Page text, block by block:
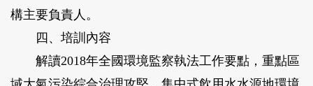
構主要負責人。
四、培訓內容
解讀2018年全國環境監察執法工作要點，重點區